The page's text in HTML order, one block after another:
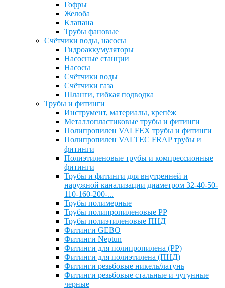
Гофры
Желоба
Клапана
Трубы фановые
Счётчики воды, насосы
Гидроаккумуляторы
Насосные станции
Насосы
Счётчики воды
Счётчики газа
Шланги, гибкая подводка
Трубы и фитинги
Инструмент, материалы, крепёж
Металлопластиковые трубы и фитинги
Полипропилен VALFEX трубы и фитинги
Полипропилен VALTEC FRAP трубы и
фитинги
Полиэтиленовые трубы и компрессионные
фитинги
Трубы и фитинги для внутренней и
наружной канализации диаметром 32-40-50-
110-160-200-...
Трубы полимерные
Трубы полипропиленовые PP
Трубы полиэтиленовые ПНД
Фитинги GEBO
Фитинги Neptun
Фитинги для полипропилена (PP)
Фитинги для полиэтилена (ПНД)
Фитинги резьбовые никель/латунь
Фитинги резьбовые стальные и чугунные
черные